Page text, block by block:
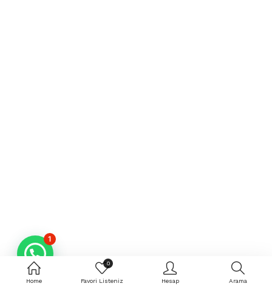
Home
0
Favori Listeniz Hesap Arama
1